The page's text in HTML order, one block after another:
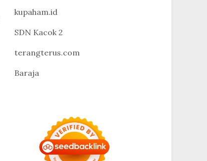
kupaham.id
SDN Kacok 2
terangterus.com
Baraja